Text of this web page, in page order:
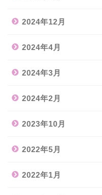
2024年12月
2024年4月
2024年3月
2024年2月
2023年10月
2022年5月
2022年1月